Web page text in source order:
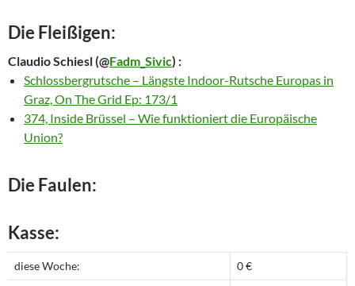
Die Fleißigen:
Claudio Schiesl(@Fadm_Sivic) :
Schlossbergrutsche – Längste Indoor-Rutsche Europas in
Graz, On The Grid Ep: 173/1
374, Inside Brüssel – Wie funktioniert die Europäische
Union?
Die Faulen:
Kasse:
diese Woche: 0 €